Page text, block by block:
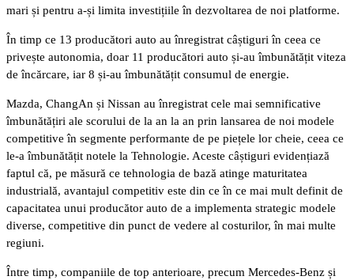
mari și pentru a-și limita investițiile în dezvoltarea de noi platforme.
În timp ce 13 producători auto au înregistrat câștiguri în ceea ce
privește autonomia, doar 11 producători auto și-au îmbunătățit viteza
de încărcare, iar 8 și-au îmbunătățit consumul de energie.
Mazda, ChangAn și Nissan au înregistrat cele mai semnificative
îmbunătățiri ale scorului de la an la an prin lansarea de noi modele
competitive în segmente performante de pe piețele lor cheie, ceea ce
le-a îmbunătățit notele la Tehnologie. Aceste câștiguri evidențiază
faptul că, pe măsură ce tehnologia de bază atinge maturitatea
industrială, avantajul competitiv este din ce în ce mai mult definit de
capacitatea unui producător auto de a implementa strategic modele
diverse, competitive din punct de vedere al costurilor, în mai multe
regiuni.
Între timp, companiile de top anterioare, precum Mercedes-Benz și